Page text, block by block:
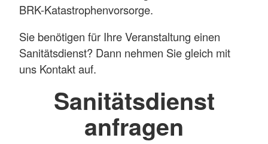
BRK-Katastrophenvorsorge.
Sie benötigen für Ihre Veranstaltung einen
Sanitätsdienst? Dann nehmen Sie gleich mit
uns Kontakt auf.
Sanitätsdienst
anfragen